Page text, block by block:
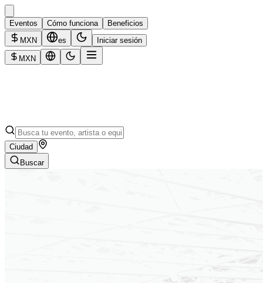
Eventos Cómo funciona
Beneficios
MXN
es Iniciar sesión
MXN
Ciudad
Buscar